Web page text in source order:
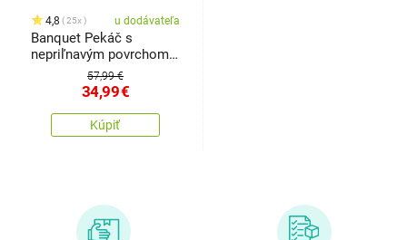
4,8 25x u dodávateľa
Banquet Pekáč s
nepriľnavým povrchom
Granite 32,5 x 21 x 11
cm, 5,7 l, so sklenenou
57,99 €
34,99€
Kúpiť